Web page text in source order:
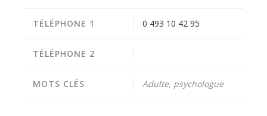
TÉLÉPHONE 1 0 493 10 42 95
TÉLÉPHONE 2
MOTS CLÉS Adulte, psychologue